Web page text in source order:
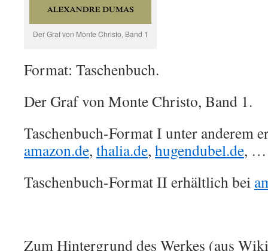
Der Graf von Monte Christo, Band 1
Format: Taschenbuch.
Der Graf von Monte Christo, Band 1.
Taschenbuch-Format I unter anderem
amazon.de, thalia.de, hugendubel.de, …
Taschenbuch-Format II erhältlich bei
Zum Hintergrund des Werkes (aus